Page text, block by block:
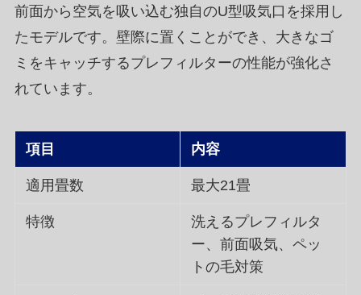
前面から空気を吸い込む独自のU型吸気口を採用し
たモデルです。壁際に置くことができ、大きなゴ
ミをキャッチするプレフィルターの性能が強化さ
れています。
項目 内容
適用畳数 最大21畳
特徴
洗えるプレフィルタ
ー、前面吸気、ペッ
トの毛対策